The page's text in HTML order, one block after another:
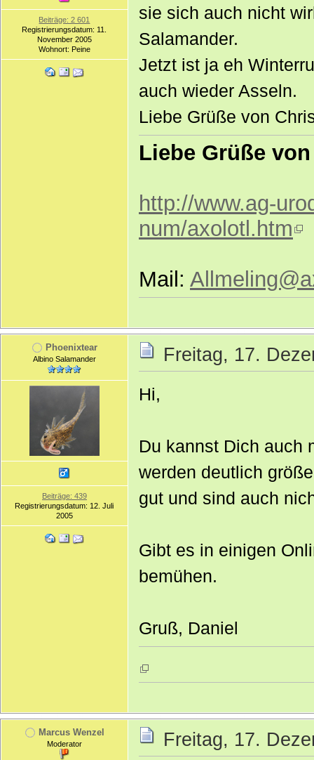
Beiträge: 2 601
Registrierungsdatum: 11.
November 2005
Wohnort: Peine
sie sich auch nicht
Salamander.
Jetzt ist ja eh
auch wieder Asseln.
Liebe Grüße von
Liebe Grüße
http://www.ag-
num/axolotl.htm
Mail:
Phoenixtear
Albino Salamander
Beiträge: 439
Registrierungsdatum: 12. Juli
2005
Freitag, 17.
Hi,
Du kannst Dich auch
werden deutlich
gut und sind auch
Gibt es in einigen
bemühen.
Gruß, Daniel
Marcus Wenzel
Moderator Freitag, 17.